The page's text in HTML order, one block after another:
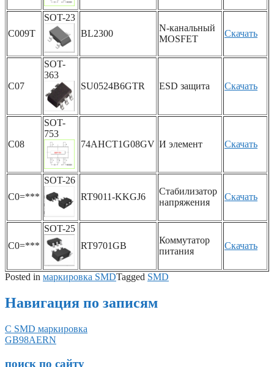
C009T
SOT-23
BL2300
N-канальный
MOSFET
Скачать
C07
SOT-
363
SU0524B6GTR
ESD защита Скачать
C08
SOT-
753
74AHCT1G08GV И элемент Скачать
C0=***
SOT-26
RT9011-KKGJ6
Стабилизатор
напряжения
Скачать
C0=***
SOT-25
RT9701GB
Коммутатор
питания
Скачать
Posted in маркировка SMDTagged SMD
Навигация по записям
C SMD маркировка
GB98AERN
поиск по сайту